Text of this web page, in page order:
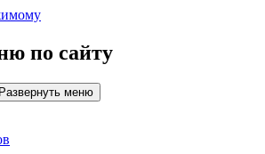
по сайту
Развернуть меню